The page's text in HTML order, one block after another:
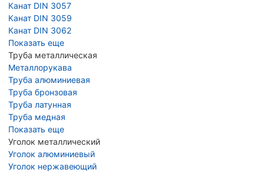
Канат DIN 3057
Канат DIN 3059
Канат DIN 3062
Показать еще
Труба металлическая
Металлорукава
Труба алюминиевая
Труба бронзовая
Труба латунная
Труба медная
Показать еще
Уголок металлический
Уголок алюминиевый
Уголок нержавеющий